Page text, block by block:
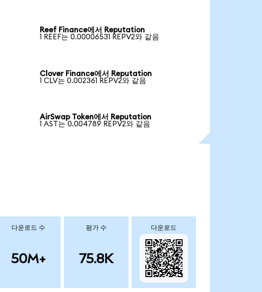
Reef Finance에서 Reputation
1 REEF는 0.00006531 REPV2와 같음
Clover Finance에서 Reputation
1 CLV는 0.002361 REPV2와 같음
AirSwap Token에서 Reputation
1 AST는 0.004789 REPV2와 같음
다운로드 수
50M+
평가 수
75.8K
다운로드